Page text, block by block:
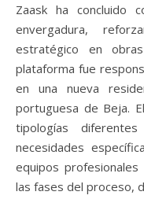
Zaask ha concluido con éxito otro proyecto de gran
envergadura,
estratégico en
plataforma fue
en una nueva
portuguesa de Beja.
tipologías
necesidades
equipos
las fases del proceso,